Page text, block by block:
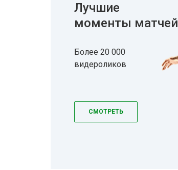
Лучшие
моменты матчей
Более 20 000
видероликов
СМОТРЕТЬ